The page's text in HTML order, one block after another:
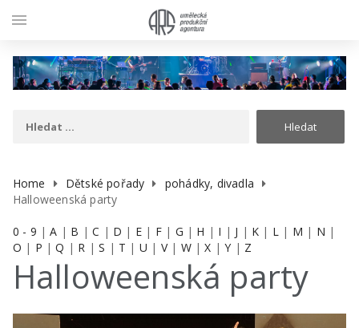
Home Dětské pořady
pohádky, divadla
Halloweenská party
0 - 9 |A | B |C | D | E | F| G | H | I | J | K | L | M | N |
O | P |Q | R |S | T | U | V| W|X |Y | Z
Halloweenská party
menu